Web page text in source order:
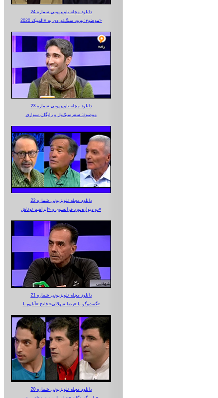
دانلود مجله تلویزیونی شماره 24
موضوع: ورود سنگ‌نوردی به «المپیک 2020»
دانلود مجله تلویزیونی شماره 23
موضوع: سفرسبک‌بار و رایگان سواری
دانلود مجله تلویزیونی شماره 22
دو دیواره‌نورد فرانسوی و «ابراهیم نوتاش»
دانلود مجله تلویزیونی شماره 21
گفت‌وگو با «رضا شهلائی» فاتح «آناپورنا»
دانلود مجله تلویزیونی شماره 20